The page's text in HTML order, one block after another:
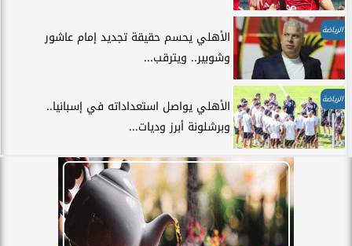
الرياضة
الأهلي يحسم حقيقة تجديد إمام عاشور
وشوبير.. ويترقب...
الرياضة
الأهلي يواصل استعداداته في إسبانيا..
وبرشلونة أبرز وديات...